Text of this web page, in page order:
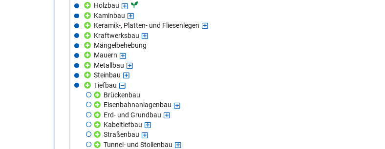
Holzbau
Kaminbau
Keramik-, Platten- und Fliesenlegen
Kraftwerksbau
Mängelbehebung
Mauern
Metallbau
Steinbau
Tiefbau
Brückenbau
Eisenbahnanlagenbau
Erd- und Grundbau
Kabeltiefbau
Straßenbau
Tunnel- und Stollenbau